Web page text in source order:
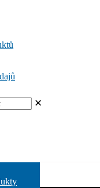
✕